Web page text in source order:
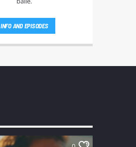
INFO AND EPISODES